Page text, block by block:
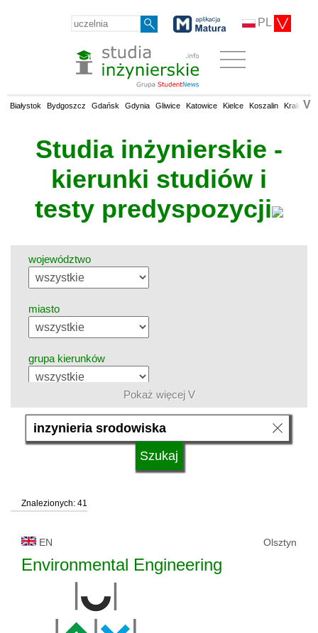
PL
Białystok Bydgoszcz Gdańsk Gdynia Gliwice Katowice Kielce Koszalin Kraków
V
Studia inżynierskie -
kierunki studiów i
testy predyspozycji
województwo
miasto
grupa kierunków
język
typ uczelni
status uczelni
Pokaż więcej V
Znalezionych: 41
EN Olsztyn
Environmental Engineering